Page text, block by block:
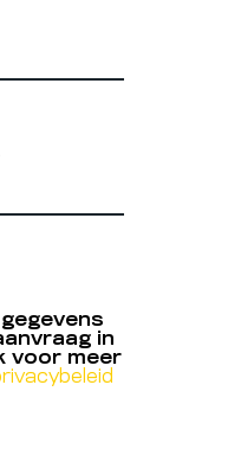
in
voor meer